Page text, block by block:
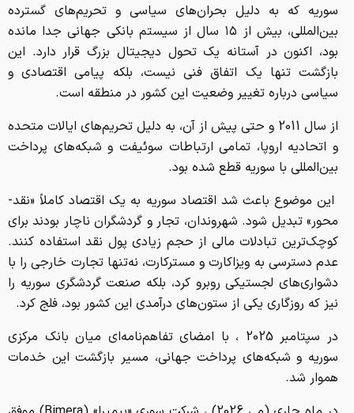
سوریه که به دلیل بحران‌های سیاسی و تحریم‌های گسترده
بین‌المللی، بیش از ۱۵ سال از سیستم بانکی جهانی جدا مانده
بود، اکنون در آستانه یک تحول دیجیتال بزرگ قرار دارد. این
بازگشت تنها یک اتفاق فنی نیست، بلکه پیامی اقتصادی و
سیاسی درباره تغییر وضعیت این کشور در منطقه است.
از سال 2011 و حتی پیش از آن، به دلیل تحریم‌های ایالات متحده
و اتحادیه اروپا، تمامی ارتباطات سوئیفت و شبکه‌های پرداخت
بین‌المللی با سوریه قطع شده بود.
این موضوع باعث شد اقتصاد سوریه به یک اقتصاد کاملاً «نقد-
محور» تبدیل شود. شهروندان، تجار و گردشگران ناچار بودند برای
کوچک‌ترین تبادلات مالی از حجم زیادی پول نقد استفاده کنند.
عدم دسترسی به ویزاکارت و مسترکارت، نه‌تنها تجارت خارجی را با
دشواری‌های لجستیکی روبرو کرد، بلکه صنعت گردشگری سوریه را
نیز که روزگاری یکی از ستون‌های درآمدی این کشور بود، فلج کرد.
در سپتامبر 2025 ، با امضای تفاهم‌نامه‌ای میان بانک مرکزی
سوریه و شبکه‌های پرداخت جهانی، مسیر بازگشت این خدمات
هموار شد.